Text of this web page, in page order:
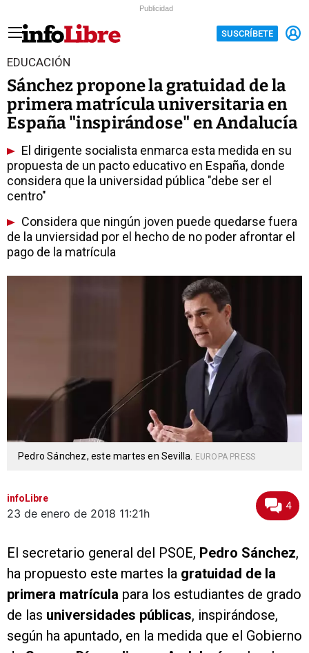
Publicidad
SUSCRÍBETE
EDUCACIÓN
Sánchez propone la gratuidad de la
primera matrícula universitaria en
España "inspirándose" en Andalucía
El dirigente socialista enmarca esta medida en su
propuesta de un pacto educativo en España, donde
considera que la universidad pública "debe ser el
centro"
Considera que ningún joven puede quedarse fuera
de la unviersidad por el hecho de no poder afrontar el
pago de la matrícula
Pedro Sánchez, este martes en Sevilla. EUROPA PRESS
infoLibre
23 de enero de 2018 11:21h
4
El secretario general del PSOE, Pedro Sánchez,
ha propuesto este martes la gratuidad de la
primera matrícula para los estudiantes de grado
de las universidades públicas, inspirándose,
según ha apuntado, en la medida que el Gobierno